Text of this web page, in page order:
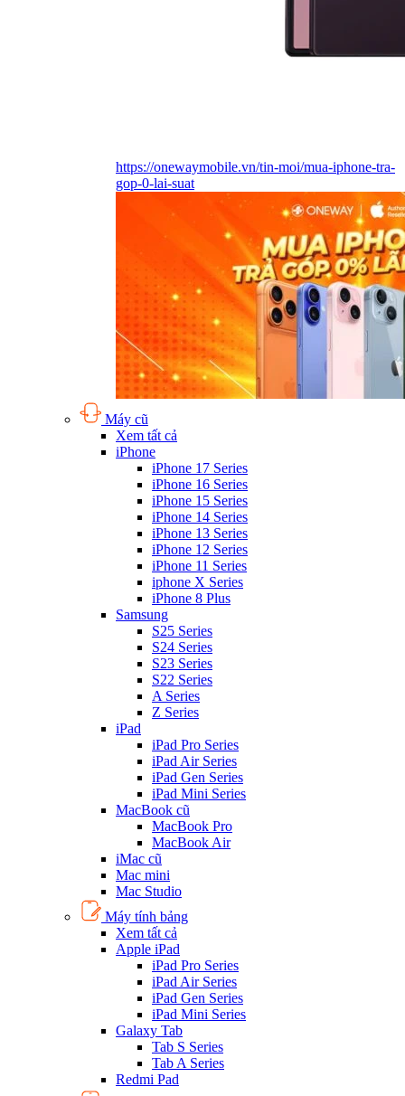
https://onewaymobile.vn/tin-moi/mua-iphone-tra-
gop-0-lai-suat
Máy cũ
Xem tất cả
iPhone
iPhone 17 Series
iPhone 16 Series
iPhone 15 Series
iPhone 14 Series
iPhone 13 Series
iPhone 12 Series
iPhone 11 Series
iphone X Series
iPhone 8 Plus
Samsung
S25 Series
S24 Series
S23 Series
S22 Series
A Series
Z Series
iPad
iPad Pro Series
iPad Air Series
iPad Gen Series
iPad Mini Series
MacBook cũ
MacBook Pro
MacBook Air
iMac cũ
Mac mini
Mac Studio
Máy tính bảng
Xem tất cả
Apple iPad
iPad Pro Series
iPad Air Series
iPad Gen Series
iPad Mini Series
Galaxy Tab
Tab S Series
Tab A Series
Redmi Pad